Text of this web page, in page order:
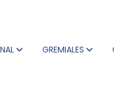
GREMIALES